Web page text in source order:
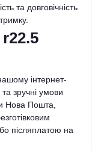
та довговічність
інтернет-
зручні умови
Нова Пошта,
післяплатою на